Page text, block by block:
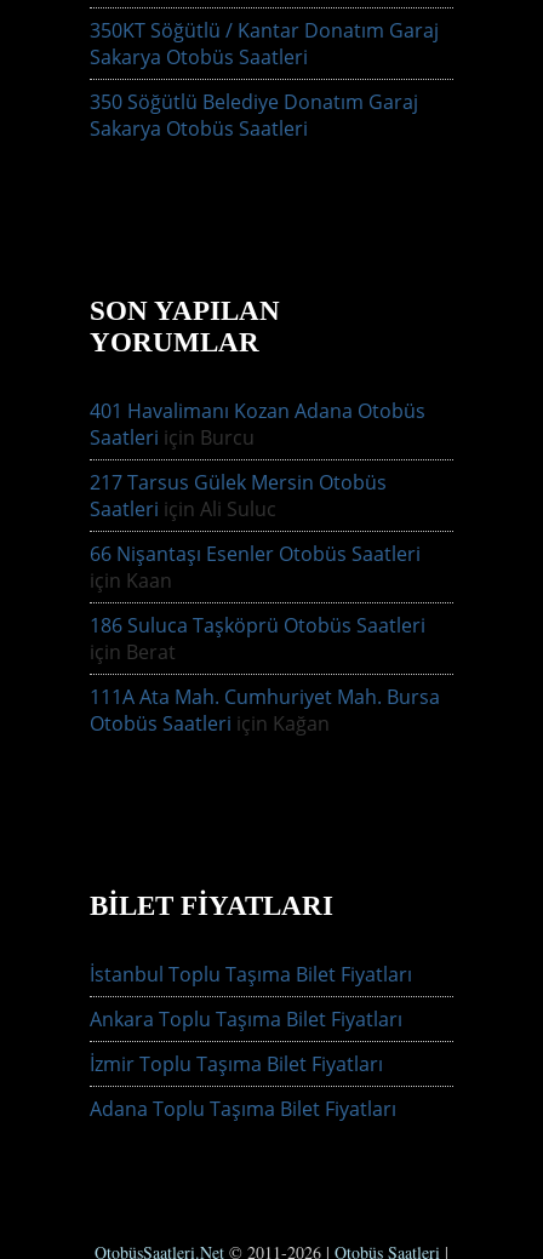
350KT Söğütlü / Kantar Donatım Garaj
Sakarya Otobüs Saatleri
350 Söğütlü Belediye Donatım Garaj
Sakarya Otobüs Saatleri
SON YAPILAN
YORUMLAR
401 Havalimanı Kozan Adana Otobüs
Saatleri için Burcu
217 Tarsus Gülek Mersin Otobüs
Saatleri için Ali Suluc
66 Nişantaşı Esenler Otobüs Saatleri
için Kaan
186 Suluca Taşköprü Otobüs Saatleri
için Berat
111A Ata Mah. Cumhuriyet Mah. Bursa
Otobüs Saatleri için Kağan
BILET FIYATLARI
İstanbul Toplu Taşıma Bilet Fiyatları
Ankara Toplu Taşıma Bilet Fiyatları
İzmir Toplu Taşıma Bilet Fiyatları
Adana Toplu Taşıma Bilet Fiyatları
OtobüsSaatleri.Net © 2011-2026 | Otobüs Saatleri |